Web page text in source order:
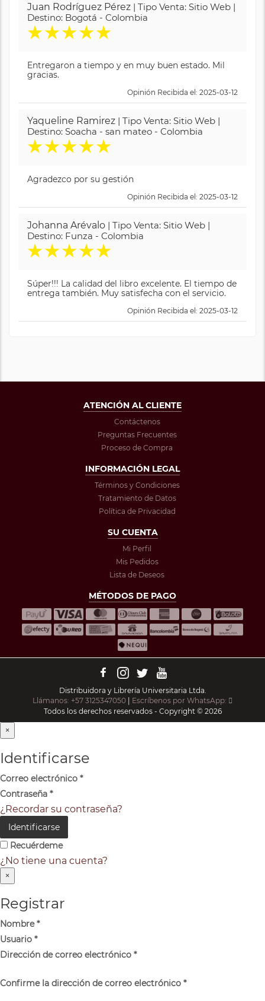
Juan Rodríguez Pérez | Tipo Venta: Sitio Web |
Destino: Bogotá - Colombia
★★★★★
Entregaron a tiempo y en muy buen estado. Mil
gracias.
Opinión Recibida el: 2025-03-12
Yaqueline Ramirez | Tipo Venta: Sitio Web |
Destino: Soacha - san mateo - Colombia
★★★★★
Agradezco por su gestión
Opinión Recibida el: 2025-03-12
Johanna Arévalo | Tipo Venta: Sitio Web |
Destino: Funza - Colombia
★★★★★
Súper!!! La calidad del libro excelente. El tiempo de
entrega también. Muy satisfecha con el servicio.
Opinión Recibida el: 2025-03-12
ATENCIÓN AL CLIENTE
Contáctenos
Preguntas Frecuentes
Proceso de Compra
INFORMACIÓN LEGAL
Términos y Condiciones
Tratamiento de Datos
Política de Privacidad
SU CUENTA
Mi Perfil
Mis Pedidos
Lista de Deseos
MÉTODOS DE PAGO
Distribuidora y Librería Universitaria Ltda.
Llámanos: +57 3125347050
Escríbenos por WhatsApp:
Todos los derechos reservados - Copyright © 2026
×
Identificarse
Correo electrónico *
Contraseña *
¿Recordar su contraseña?
Identificarse
Recuérdeme
¿No tiene una cuenta?
×
Registrar
Nombre*
Usuario *
Dirección de correo electrónico *
Confirme la dirección de correo electrónico *